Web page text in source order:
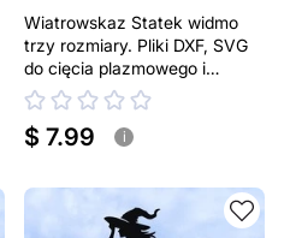
Wiatrowskaz Statek widmo
trzy rozmiary. Pliki DXF, SVG
do cięcia plazmowego i
laserowego. Wiatrowskaz
obrotowe, ogrodowe i na dach
$ 7.99 i